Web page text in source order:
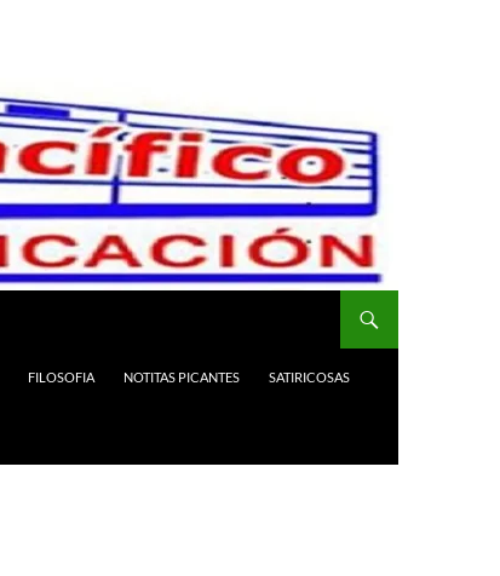
FILOSOFIA NOTITAS PICANTES SATIRICOSAS